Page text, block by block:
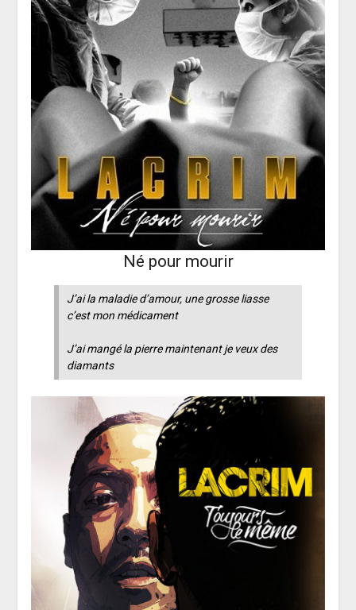
Né pour mourir
J’ai la maladie d’amour, une grosse liasse
c’est mon médicament
J’ai mangé la pierre maintenant je veux des
diamants